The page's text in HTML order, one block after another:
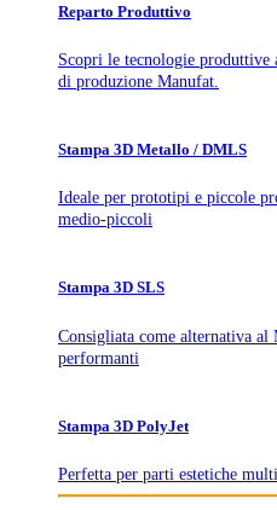
Reparto Produttivo
Scopri le tecnologie produttive
di produzione Manufat.
Stampa 3D Metallo / DMLS
Ideale per prototipi e piccole
medio-piccoli
Stampa 3D SLS
Consigliata come alternativa al
performanti
Stampa 3D PolyJet
Perfetta per parti estetiche